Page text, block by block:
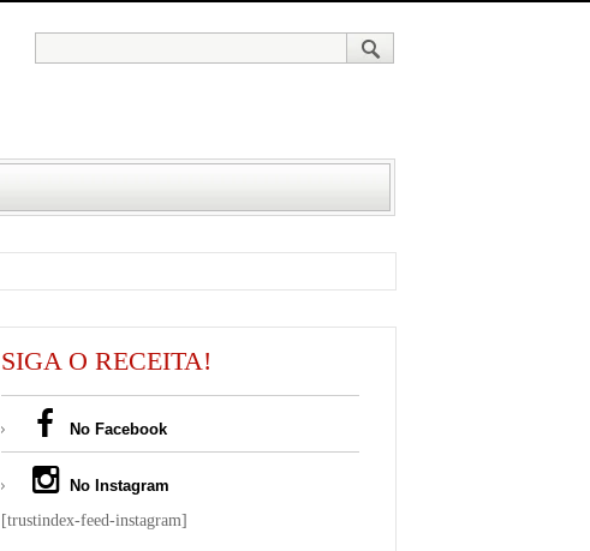
SIGA O RECEITA!
No Facebook
No Instagram
[trustindex-feed-instagram]